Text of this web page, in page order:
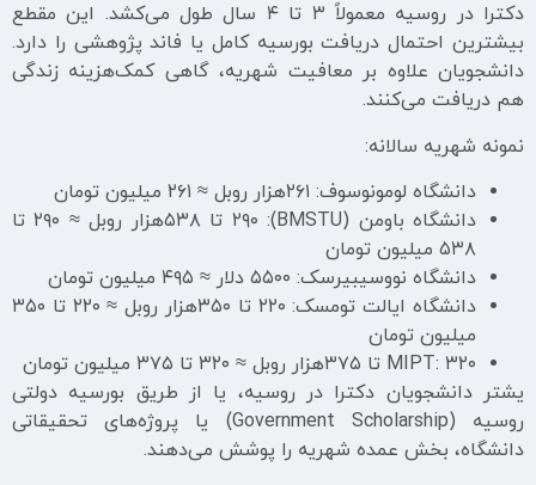
دکترا در روسیه معمولاً ۳ تا ۴ سال طول می‌کشد. این مقطع
بیشترین احتمال دریافت بورسیه کامل یا فاند پژوهشی را دارد.
دانشجویان علاوه بر معافیت شهریه، گاهی کمک‌هزینه زندگی
هم دریافت می‌کنند.
نمونه شهریه سالانه:
دانشگاه لومونوسوف: ۲۶۱هزار روبل ≈ ۲۶۱ میلیون تومان
دانشگاه باومن (BMSTU): ۲۹۰ تا ۵۳۸هزار روبل ≈ ۲۹۰ تا
۵۳۸ میلیون تومان
دانشگاه نووسیبیرسک: ۵۵۰۰ دلار ≈ ۴۹۵ میلیون تومان
دانشگاه ایالت تومسک: ۲۲۰ تا ۳۵۰هزار روبل ≈ ۲۲۰ تا ۳۵۰
میلیون تومان
MIPT: ۳۲۰ تا ۳۷۵هزار روبل ≈ ۳۲۰ تا ۳۷۵ میلیون تومان
یشتر دانشجویان دکترا در روسیه، یا از طریق بورسیه دولتی
روسیه (Government Scholarship) یا پروژه‌های تحقیقاتی
دانشگاه، بخش عمده شهریه را پوشش می‌دهند.